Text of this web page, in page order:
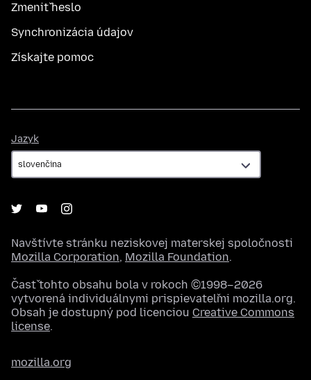
Zmeniť heslo
Synchronizácia údajov
Získajte pomoc
Jazyk
Navštívte stránku neziskovej materskej spoločnosti
Mozilla Corporation, Mozilla Foundation.
Časť tohto obsahu bola v rokoch ©1998–2026
vytvorená individuálnymi prispievateľmi mozilla.org.
Obsah je dostupný pod licenciou Creative Commons
license.
mozilla.org